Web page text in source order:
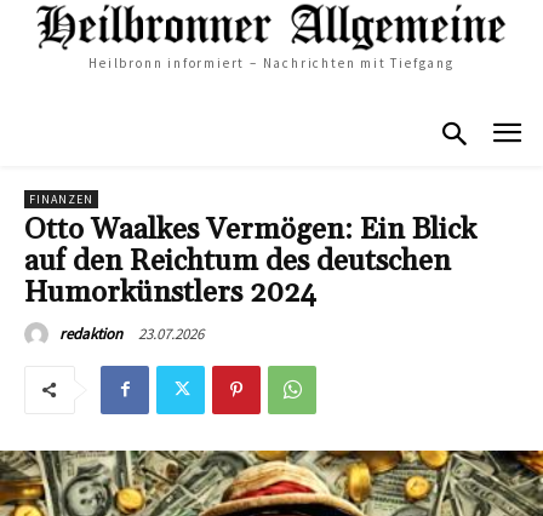
Heilbronn informiert – Nachrichten mit Tiefgang
FINANZEN
Otto Waalkes Vermögen: Ein Blick
auf den Reichtum des deutschen
Humorkünstlers 2024
redaktion 23.07.2026